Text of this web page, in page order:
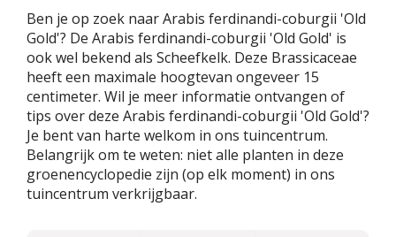
Ben je op zoek naar Arabis ferdinandi-coburgii 'Old
Gold'? De Arabis ferdinandi-coburgii 'Old Gold' is
ook wel bekend als Scheefkelk. Deze Brassicaceae
heeft een maximale hoogtevan ongeveer 15
centimeter. Wil je meer informatie ontvangen of
tips over deze Arabis ferdinandi-coburgii 'Old Gold'?
Je bent van harte welkom in ons tuincentrum.
Belangrijk om te weten: niet alle planten in deze
groenencyclopedie zijn (op elk moment) in ons
tuincentrum verkrijgbaar.